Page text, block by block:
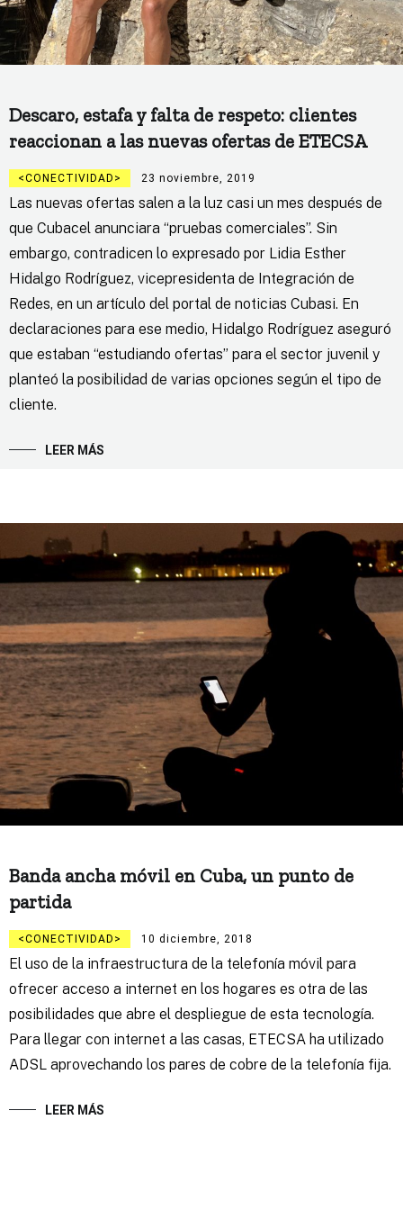
Descaro, estafa y falta de respeto: clientes
reaccionan a las nuevas ofertas de ETECSA
CONECTIVIDAD 23 noviembre, 2019
Las nuevas ofertas salen a la luz casi un mes después de
que Cubacel anunciara “pruebas comerciales”. Sin
embargo, contradicen lo expresado por Lidia Esther
Hidalgo Rodríguez, vicepresidenta de Integración de
Redes, en un artículo del portal de noticias Cubasi. En
declaraciones para ese medio, Hidalgo Rodríguez aseguró
que estaban “estudiando ofertas” para el sector juvenil y
planteó la posibilidad de varias opciones según el tipo de
cliente.
LEER MÁS
Banda ancha móvil en Cuba, un punto de
partida
CONECTIVIDAD 10 diciembre, 2018
El uso de la infraestructura de la telefonía móvil para
ofrecer acceso a internet en los hogares es otra de las
posibilidades que abre el despliegue de esta tecnología.
Para llegar con internet a las casas, ETECSA ha utilizado
ADSL aprovechando los pares de cobre de la telefonía fija.
LEER MÁS